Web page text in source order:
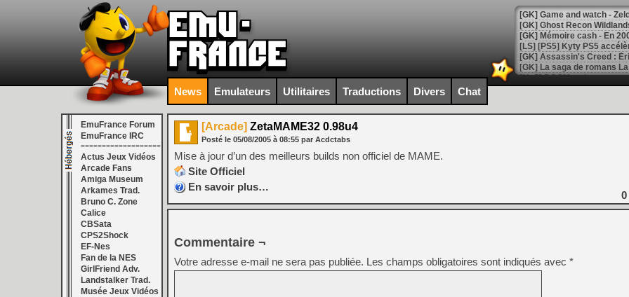
[Mo5] DOOM arrive en
[GK] Bethesda fête les 30
[GK] Roblox : l'action en
[GK] Agenda - GeForce
[LS] [PS5] ps5-y2jb-
[GK] Pourquoi Marvel
[GK] Test : Restory : Chill
[GK] GTA 6 : Rockstar
[GK] Hot Wheels Infinite
[GK] Mémoire cash -
[GK] Résultats Nintendo :
[GK] Déjà des
[Mo5] Brickboy cherche à
[GK] Minecraft et ses «
News Emulateurs Utilitaires Traductions Divers Chat
EmuFrance Forum
EmuFrance IRC
===================
Actus Jeux Vidéos
Arcade Fans
Amiga Museum
Arkames Trad.
Bruno C. Zone
Calice
CBSata
CPS2Shock
EF-Nes
Fan de la NES
GirlFriend Adv.
Landstalker Trad.
Musée Jeux Vidéos
[Arcade] ZetaMAME32 0.98u4
Posté le 05/08/2005 à 08:55 par Acdctabs
Mise à jour d’un des meilleurs builds non officiel de MAME.
Site Officiel
En savoir plus…
0
Commentaire ¬
Votre adresse e-mail ne sera pas publiée. Les champs obligatoires sont indiqués avec *